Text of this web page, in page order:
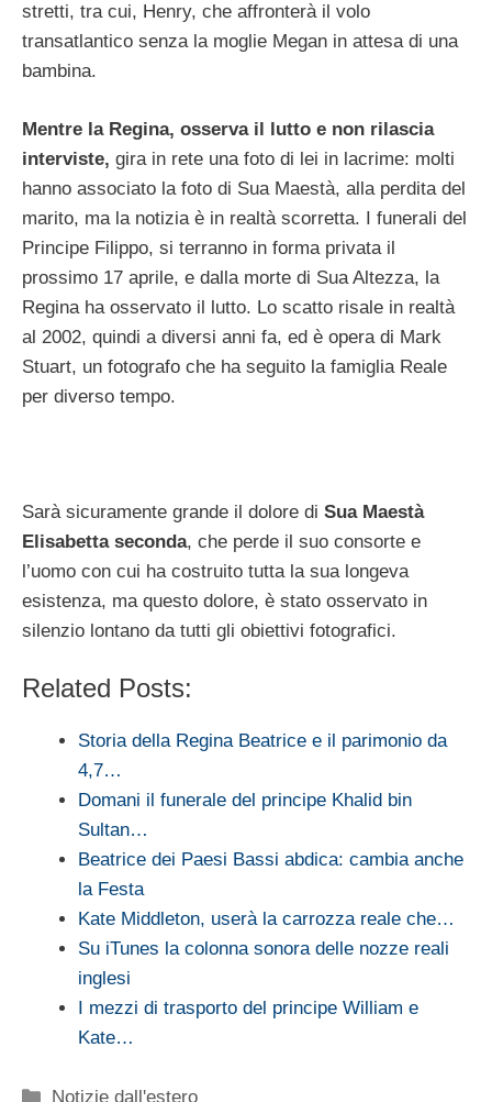
stretti, tra cui, Henry, che affronterà il volo
transatlantico senza la moglie Megan in attesa di una
bambina.
Mentre la Regina, osserva il lutto e non rilascia
interviste, gira in rete una foto di lei in lacrime: molti
hanno associato la foto di Sua Maestà, alla perdita del
marito, ma la notizia è in realtà scorretta. I funerali del
Principe Filippo, si terranno in forma privata il
prossimo 17 aprile, e dalla morte di Sua Altezza, la
Regina ha osservato il lutto. Lo scatto risale in realtà
al 2002, quindi a diversi anni fa, ed è opera di Mark
Stuart, un fotografo che ha seguito la famiglia Reale
per diverso tempo.
Sarà sicuramente grande il dolore di Sua Maestà
Elisabetta seconda, che perde il suo consorte e
l’uomo con cui ha costruito tutta la sua longeva
esistenza, ma questo dolore, è stato osservato in
silenzio lontano da tutti gli obiettivi fotografici.
Related Posts:
Storia della Regina Beatrice e il parimonio da
4,7…
Domani il funerale del principe Khalid bin
Sultan…
Beatrice dei Paesi Bassi abdica: cambia anche
la Festa
Kate Middleton, userà la carrozza reale che…
Su iTunes la colonna sonora delle nozze reali
inglesi
I mezzi di trasporto del principe William e
Kate…
Categorie
Notizie dall'estero